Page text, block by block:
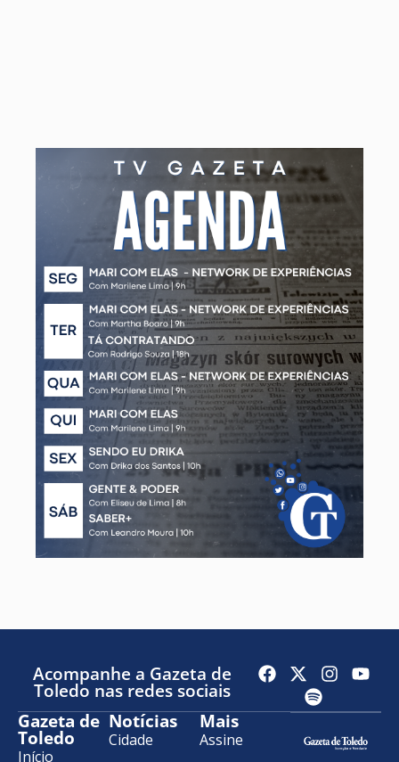
Acompanhe a Gazeta de
Toledo nas redes sociais
Gazeta de
Toledo
Início
Notícias
Cidade
Mais
Assine